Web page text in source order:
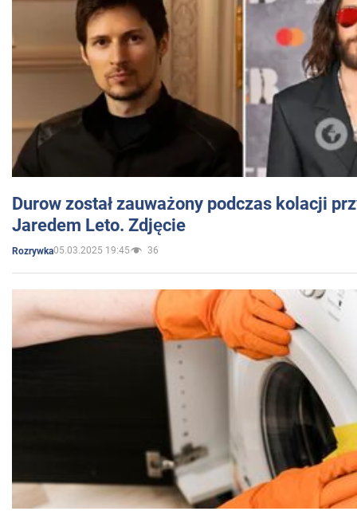
Durow został zauważony podczas kolacji
Jaredem Leto. Zdjęcie
Rozrywka05.03.2025 19:45 36